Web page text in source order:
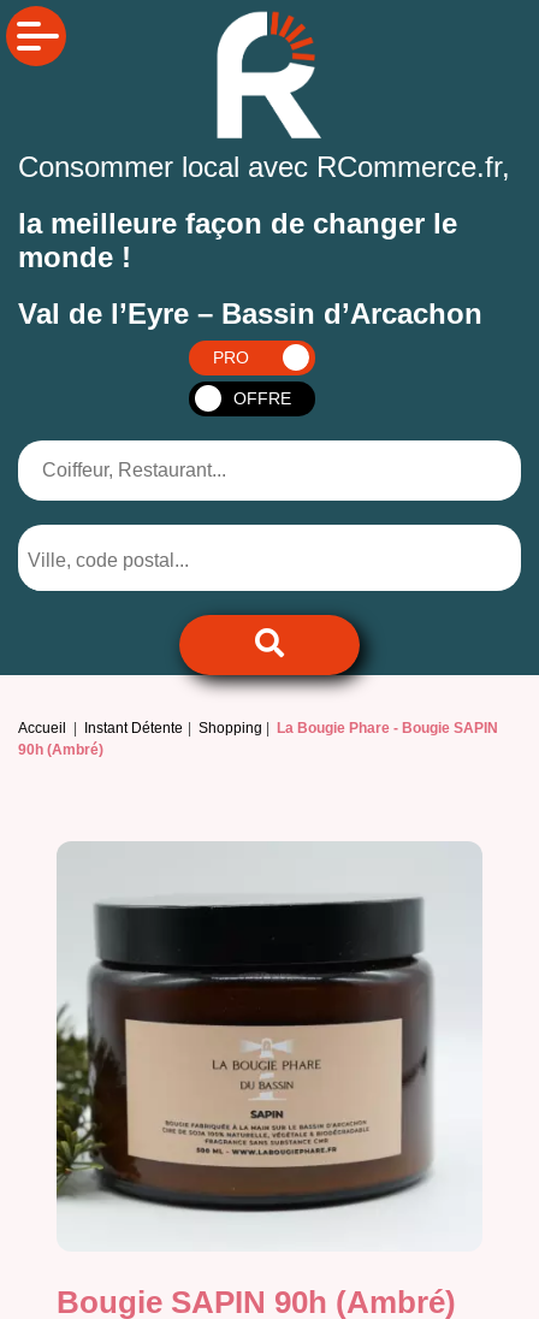
Consommer local avec RCommerce.fr,
la meilleure façon de changer le
monde !
Val de l’Eyre – Bassin d’Arcachon
PRO
OFFRE
Accueil Instant Détente Shopping La Bougie Phare - Bougie SAPIN
90h (Ambré)
Bougie SAPIN 90h (Ambré)